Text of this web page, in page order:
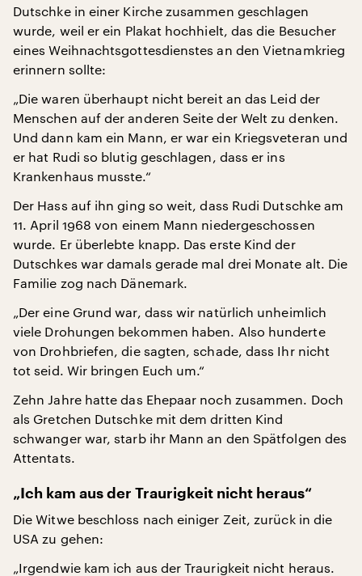
Dutschke in einer Kirche zusammen geschlagen
wurde, weil er ein Plakat hochhielt, das die Besucher
eines Weihnachtsgottesdienstes an den Vietnamkrieg
erinnern sollte:
„Die waren überhaupt nicht bereit an das Leid der
Menschen auf der anderen Seite der Welt zu denken.
Und dann kam ein Mann, er war ein Kriegsveteran und
er hat Rudi so blutig geschlagen, dass er ins
Krankenhaus musste.“
Der Hass auf ihn ging so weit, dass Rudi Dutschke am
11. April 1968 von einem Mann niedergeschossen
wurde. Er überlebte knapp. Das erste Kind der
Dutschkes war damals gerade mal drei Monate alt. Die
Familie zog nach Dänemark.
„Der eine Grund war, dass wir natürlich unheimlich
viele Drohungen bekommen haben. Also hunderte
von Drohbriefen, die sagten, schade, dass Ihr nicht
tot seid. Wir bringen Euch um.“
Zehn Jahre hatte das Ehepaar noch zusammen. Doch
als Gretchen Dutschke mit dem dritten Kind
schwanger war, starb ihr Mann an den Spätfolgen des
Attentats.
„Ich kam aus der Traurigkeit nicht heraus“
Die Witwe beschloss nach einiger Zeit, zurück in die
USA zu gehen:
„Irgendwie kam ich aus der Traurigkeit nicht heraus.